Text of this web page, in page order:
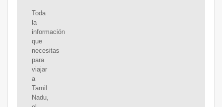
Toda
la
información
que
necesitas
para
viajar
a
Tamil
Nadu,